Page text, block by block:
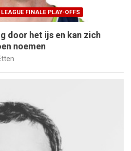
FINALE PLAY-OFFS
door het ijs en kan zich
noemen